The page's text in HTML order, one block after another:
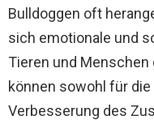
Bulldoggen oft
sich emotionale und
Tieren und
können sowohl für
Verbesserung des